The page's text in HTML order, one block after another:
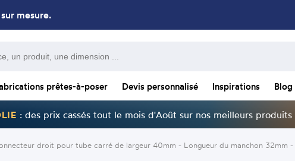
mesure.
prêtes-à-poser Devis personnalisé Inspirations Blog
: des prix cassés tout le mois d'Août sur nos meilleurs produits
droit pour tube carré de largeur 40mm - Longueur du manchon 32mm